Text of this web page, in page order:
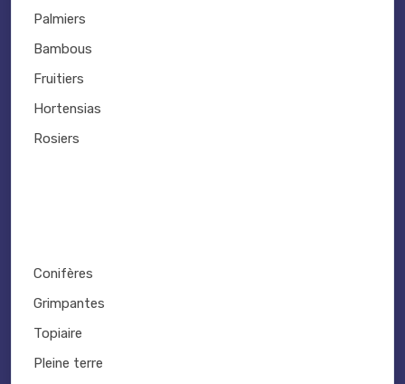
Palmiers
Bambous
Fruitiers
Hortensias
Rosiers
Conifères
Grimpantes
Topiaire
Pleine terre